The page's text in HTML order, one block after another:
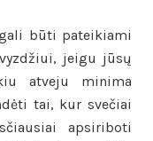
būti pateikiami
jeigu jūsų
atveju minima
tai, kur svečiai
apsiriboti